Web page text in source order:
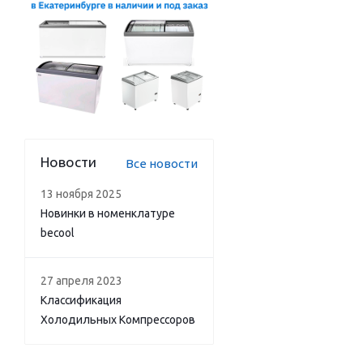
Новости Все новости
13 ноября 2025
Новинки в номенклатуре
becool
27 апреля 2023
Классификация
Холодильных Компрессоров